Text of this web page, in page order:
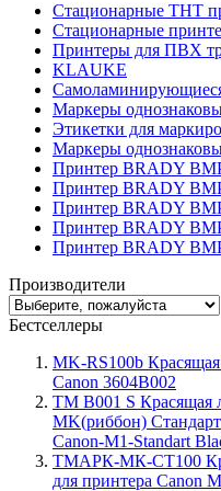
Стационарные THT
Стационарные
Принтеры для ПВХ
KLAUKE
Маркеры
Этикетки для
Маркеры
Принтер BRADY
Принтер BRADY
Принтер BRADY
Принтер BRADY
Принтер BRADY
Производители
Бестселлеры
MK-RS100b
Canon 3604B002
TM B001 S Красящая
MK(риббон)
Canon-M1-Standart
ТМАРК-МК-СТ100
для принтера Canon